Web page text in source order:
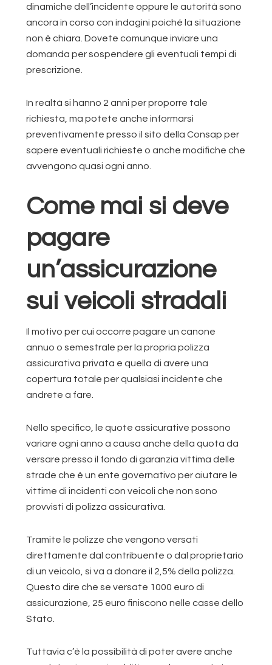
dinamiche dell’incidente oppure le autorità sono
ancora in corso con indagini poiché la situazione
non è chiara. Dovete comunque inviare una
domanda per sospendere gli eventuali tempi di
prescrizione.
In realtà si hanno 2 anni per proporre tale
richiesta, ma potete anche informarsi
preventivamente presso il sito della Consap per
sapere eventuali richieste o anche modifiche che
avvengono quasi ogni anno.
Come mai si deve
pagare
un’assicurazione
sui veicoli stradali
Il motivo per cui occorre pagare un canone
annuo o semestrale per la propria polizza
assicurativa privata e quella di avere una
copertura totale per qualsiasi incidente che
andrete a fare.
Nello specifico, le quote assicurative possono
variare ogni anno a causa anche della quota da
versare presso il fondo di garanzia vittima delle
strade che è un ente governativo per aiutare le
vittime di incidenti con veicoli che non sono
provvisti di polizza assicurativa.
Tramite le polizze che vengono versati
direttamente dal contribuente o dal proprietario
di un veicolo, si va a donare il 2,5% della polizza.
Questo dire che se versate 1000 euro di
assicurazione, 25 euro finiscono nelle casse dello
Stato.
Tuttavia c’è la possibilità di poter avere anche